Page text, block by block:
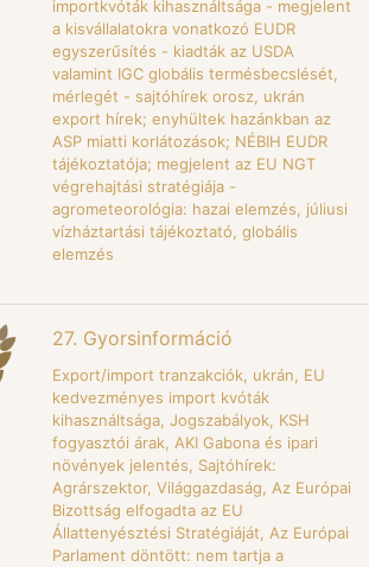
importkvóták kihasználtsága - megjelent
a kisvállalatokra vonatkozó EUDR
egyszerűsítés - kiadták az USDA
valamint IGC globális termésbecslését,
mérlegét - sajtóhírek orosz, ukrán
export hírek; enyhültek hazánkban az
ASP miatti korlátozások; NÉBIH EUDR
tájékoztatója; megjelent az EU NGT
végrehajtási stratégiája -
agrometeorológia: hazai elemzés, júliusi
vízháztartási tájékoztató, globális
elemzés
27. Gyorsinformáció
Export/import tranzakciók, ukrán, EU
kedvezményes import kvóták
kihasználtsága, Jogszabályok, KSH
fogyasztói árak, AKI Gabona és ipari
növények jelentés, Sajtóhírek:
Agrárszektor, Világgazdaság, Az Európai
Bizottság elfogadta az EU
Állattenyésztési Stratégiáját, Az Európai
Parlament döntött: nem tartja a